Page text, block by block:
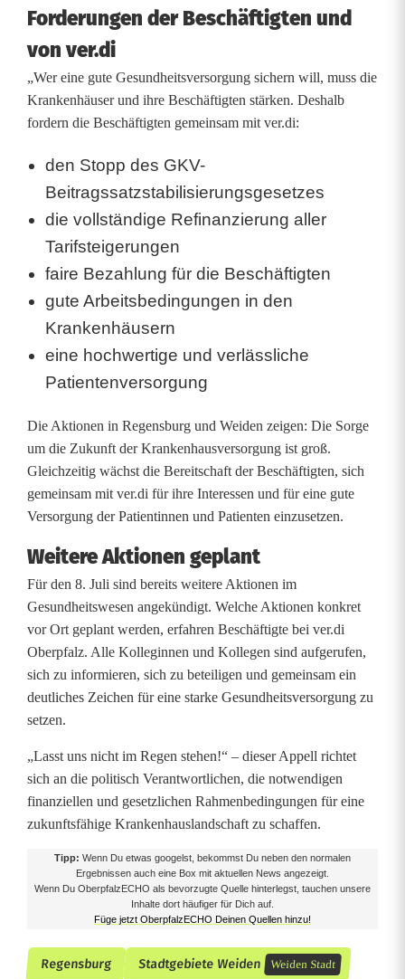
Forderungen der Beschäftigten und
von ver.di
„Wer eine gute Gesundheitsversorgung sichern will, muss die
Krankenhäuser und ihre Beschäftigten stärken. Deshalb
fordern die Beschäftigten gemeinsam mit ver.di:
den Stopp des GKV-
Beitragssatzstabilisierungsgesetzes
die vollständige Refinanzierung aller
Tarifsteigerungen
faire Bezahlung für die Beschäftigten
gute Arbeitsbedingungen in den
Krankenhäusern
eine hochwertige und verlässliche
Patientenversorgung
Die Aktionen in Regensburg und Weiden zeigen: Die Sorge
um die Zukunft der Krankenhausversorgung ist groß.
Gleichzeitig wächst die Bereitschaft der Beschäftigten, sich
gemeinsam mit ver.di für ihre Interessen und für eine gute
Versorgung der Patientinnen und Patienten einzusetzen.
Weitere Aktionen geplant
Für den 8. Juli sind bereits weitere Aktionen im
Gesundheitswesen angekündigt. Welche Aktionen konkret
vor Ort geplant werden, erfahren Beschäftigte bei ver.di
Oberpfalz. Alle Kolleginnen und Kollegen sind aufgerufen,
sich zu informieren, sich zu beteiligen und gemeinsam ein
deutliches Zeichen für eine starke Gesundheitsversorgung zu
setzen.
„Lasst uns nicht im Regen stehen!“ – dieser Appell richtet
sich an die politisch Verantwortlichen, die notwendigen
finanziellen und gesetzlichen Rahmenbedingungen für eine
zukunftsfähige Krankenhauslandschaft zu schaffen.
Tipp: Wenn Du etwas googelst, bekommst Du neben den normalen
Ergebnissen auch eine Box mit aktuellen News angezeigt.
Wenn Du OberpfalzECHO als bevorzugte Quelle hinterlegst, tauchen unsere
Inhalte dort häufiger für Dich auf.
Füge jetzt OberpfalzECHO Deinen Quellen hinzu!
Regensburg Stadtgebiete Weiden Weiden Stadt